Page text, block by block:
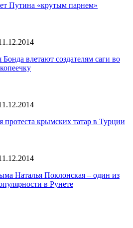
Путина «крутым парнем»
влетают создателям саги во
протеста крымских татар в Турции
Наталья Поклонская – один из
в Рунете